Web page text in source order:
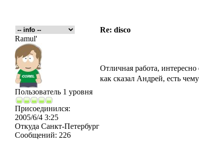
Re: disco
Ramul'
Пользователь 1 уровня
Присоединился:
2005/6/4 3:25
Откуда Санкт-Петербург
Сообщений: 226
Отличная работа, интересно
как сказал Андрей, есть